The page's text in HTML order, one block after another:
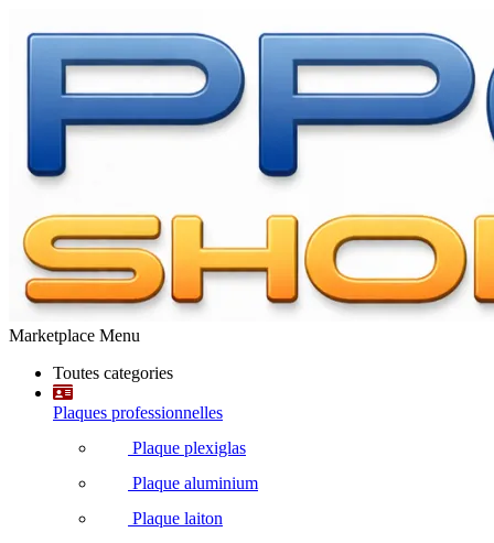
Marketplace Menu
Toutes categories
Plaques professionnelles
Plaque plexiglas
Plaque aluminium
Plaque laiton